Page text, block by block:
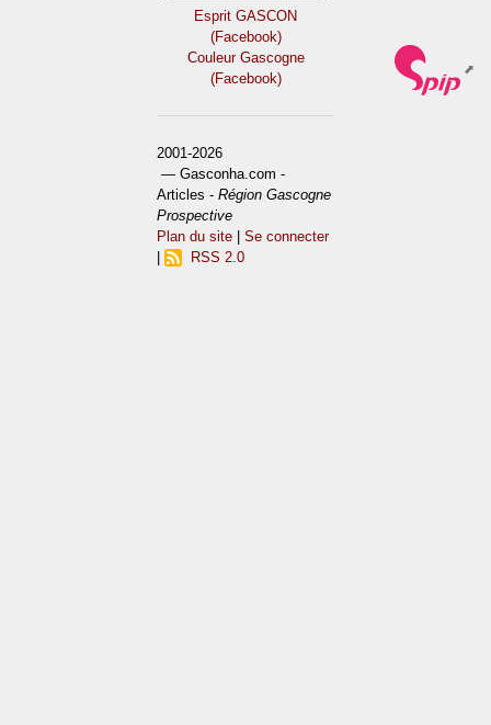
Esprit GASCON
(Facebook)
Couleur Gascogne
(Facebook)
2001-2026
— Gasconha.com -
Articles -Région Gascogne
Prospective
Plan du site |Se connecter
RSS 2.0